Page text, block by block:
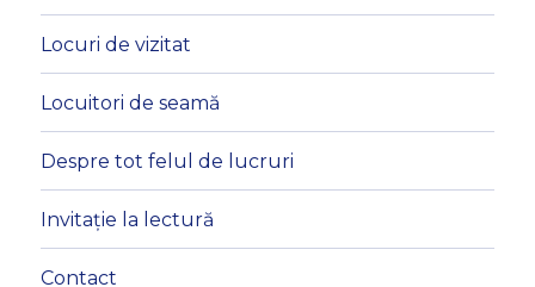
Locuri de vizitat
Locuitori de seamă
Despre tot felul de lucruri
Invitație la lectură
Contact